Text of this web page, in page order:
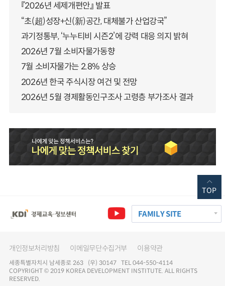
『2026년 세제개편안』 발표
“초(超)성장+신(新)공간, 대체불가 산업강국”
과기정통부, ‘누누티비 시즌2’에 강력 대응 의지 밝혀
2026년 7월 소비자물가동향
7월 소비자물가는 2.8% 상승
2026년 한국 주식시장 여건 및 전망
2026년 5월 경제활동인구조사 고령층 부가조사 결과
FAMILY SITE
개인정보처리방침 이메일무단수집거부 이용약관
세종특별자치시 남세종로 263 (우) 30147 TEL 044-550-4114
COPYRIGHT © 2019 KOREA DEVELOPMENT INSTITUTE. ALL RIGHTS
RESERVED.
TOP